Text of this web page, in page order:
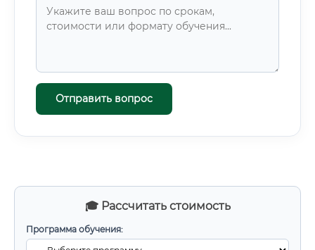
🎓 Рассчитать стоимость
Программа обучения:
Отправить вопрос